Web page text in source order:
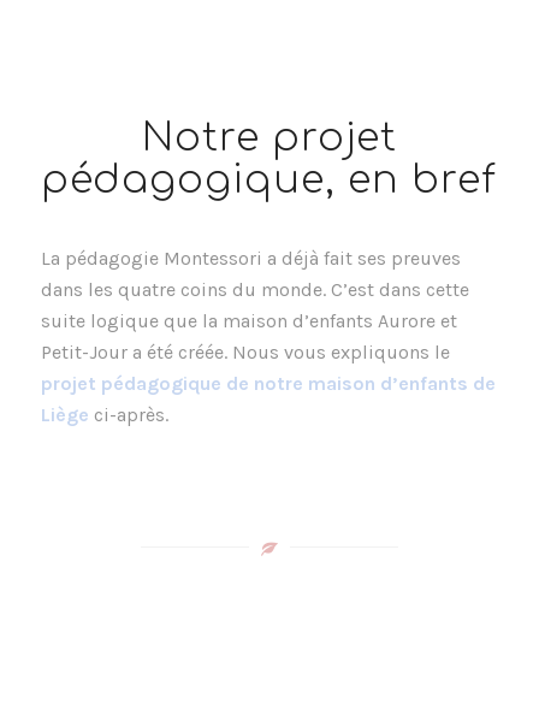
Notre projet
pédagogique, en bref
La pédagogie Montessori a déjà fait ses preuves
dans les quatre coins du monde. C’est dans cette
suite logique que la maison d’enfants Aurore et
Petit-Jour a été créée. Nous vous expliquons le
projet pédagogique de notre maison d’enfants de
Liège ci-après.